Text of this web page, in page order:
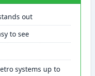
out
to see
systems up to